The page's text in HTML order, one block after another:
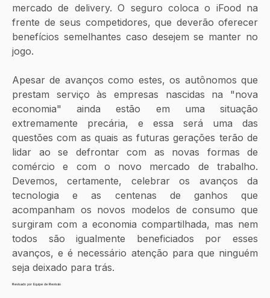
mercado de delivery. O seguro coloca o iFood na
frente de seus competidores, que deverão oferecer
benefícios semelhantes caso desejem se manter no
jogo.
Apesar de avanços como estes, os autônomos que
prestam serviço às empresas nascidas na "nova
economia" ainda estão em uma situação
extremamente precária, e essa será uma das
questões com as quais as futuras gerações terão de
lidar ao se defrontar com as novas formas de
comércio e com o novo mercado de trabalho.
Devemos, certamente, celebrar os avanços da
tecnologia e as centenas de ganhos que
acompanham os novos modelos de consumo que
surgiram com a economia compartilhada, mas nem
todos são igualmente beneficiados por esses
avanços, e é necessário atenção para que ninguém
seja deixado para trás.
Revisado por Equipe de Revisão